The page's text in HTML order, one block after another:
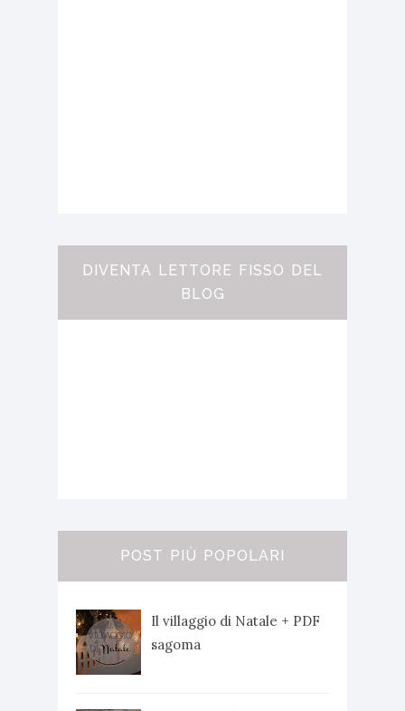
DIVENTA LETTORE FISSO DEL
BLOG
POST PIÙ POPOLARI
Il villaggio di Natale + PDF
sagoma